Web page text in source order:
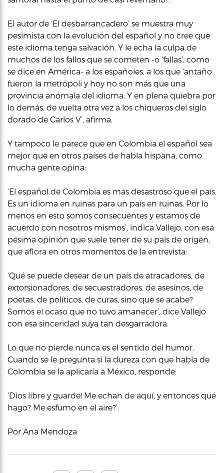
El autor de ‘El desbarrancadero’ se muestra muy
pesimista con la evolución del español y no cree que
este idioma tenga salvación. Y le echa la culpa de
muchos de los fallos que se cometen -o ‘fallas’, como
se dice en América- a los españoles, a los que ‘antaño
fueron la metrópoli y hoy no son más que una
provincia anómala del idioma. Y en plena quiebra por
lo demás, de vuelta otra vez a los chiqueros del siglo
dorado de Carlos V’, afirma.
Y tampoco le parece que en Colombia el español sea
mejor que en otros países de habla hispana, como
mucha gente opina:
‘El español de Colombia es más desastroso que el país.
Es un idioma en ruinas para un país en ruinas. Por lo
menos en esto somos consecuentes y estamos de
acuerdo con nosotros mismos’, indica Vallejo, con esa
pésima opinión que suele tener de su país de origen,
que aflora en otros momentos de la entrevista:
‘Qué se puede desear de un país de atracadores, de
extorsionadores, de secuestradores, de asesinos, de
poetas, de políticos, de curas, sino que se acabe?
Somos el ocaso que no tuvo amanecer’, dice Vallejo
con esa sinceridad suya tan desgarradora.
Lo que no pierde nunca es el sentido del humor.
Cuando se le pregunta si la dureza con que habla de
Colombia se la aplicaría a México, responde:
‘Dios libre y guarde! Me echan de aquí, y entonces qué
hago? Me esfumo en el aire?’.
Por Ana Mendoza